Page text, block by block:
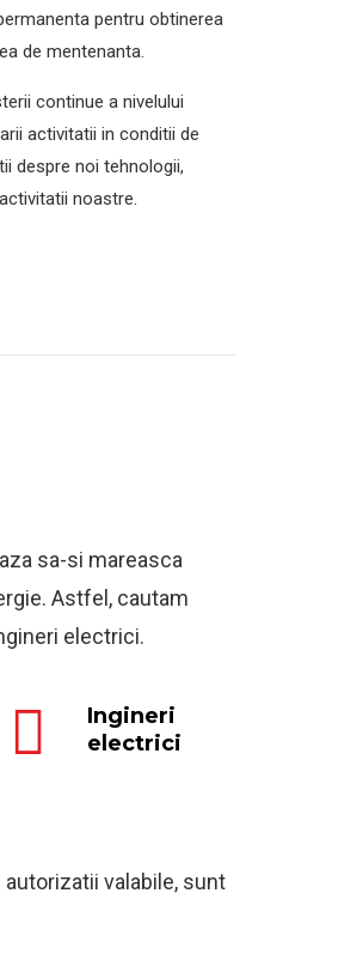
pentru obtinerea
de mentenanta.
continue a nivelului
activitatii in conditii de
despre noi tehnologii,
noastre.
sa-si mareasca
Astfel, cautam
electrici.
Ingineri
electrici
valabile, sunt